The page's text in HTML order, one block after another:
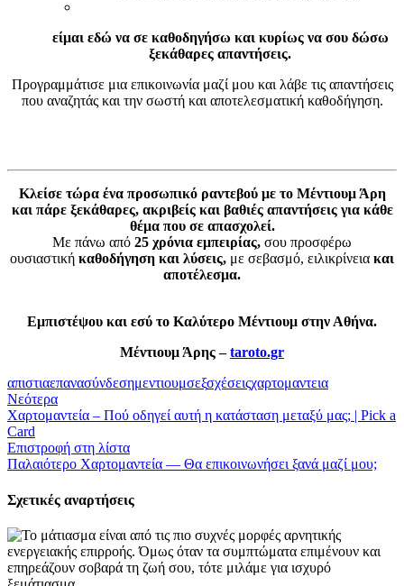
είμαι εδώ να σε καθοδηγήσω και κυρίως να σου δώσω
ξεκάθαρες απαντήσεις.
Προγραμμάτισε μια επικοινωνία μαζί μου και λάβε τις απαντήσεις
που αναζητάς και την σωστή και αποτελεσματική καθοδήγηση.
Κλείσε τώρα ένα προσωπικό ραντεβού με το Μέντιουμ Άρη
και πάρε ξεκάθαρες, ακριβείς και βαθιές απαντήσεις για κάθε
θέμα που σε απασχολεί.
Με πάνω από 25 χρόνια εμπειρίας, σου προσφέρω
ουσιαστική καθοδήγηση και λύσεις, με σεβασμό, ειλικρίνεια και
αποτέλεσμα.
Εμπιστέψου και εσύ το Καλύτερο Μέντιουμ στην Αθήνα.
Μέντιουμ Άρης –taroto.gr
απιστιαεπανασύνδεσημεντιουμσεξσχέσειςχαρτομαντεια
Νεότερα
Χαρτομαντεία – Πού οδηγεί αυτή η κατάσταση μεταξύ μας; | Pick a
Card
Επιστροφή στη λίστα
Παλαιότερο Χαρτομαντεία — Θα επικοινωνήσει ξανά μαζί μου;
Σχετικές αναρτήσεις